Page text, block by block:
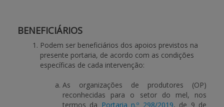
BENEFICIÁRIOS
Podem ser beneficiários dos apoios previstos na
presente portaria, de acordo com as condições
específicas de cada intervenção:
As organizações de produtores (OP)
reconhecidas para o setor do mel, nos
termos da Portaria n.º 298/2019, de 9 de